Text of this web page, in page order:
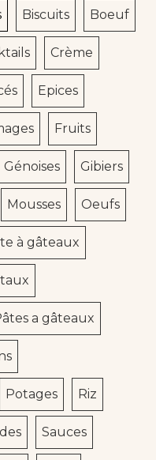
Biscuits Boeuf
Crème
Epices
Fruits
Génoises Gibiers
Mousses Oeufs
à gâteaux
a gâteaux
Potages Riz
Sauces